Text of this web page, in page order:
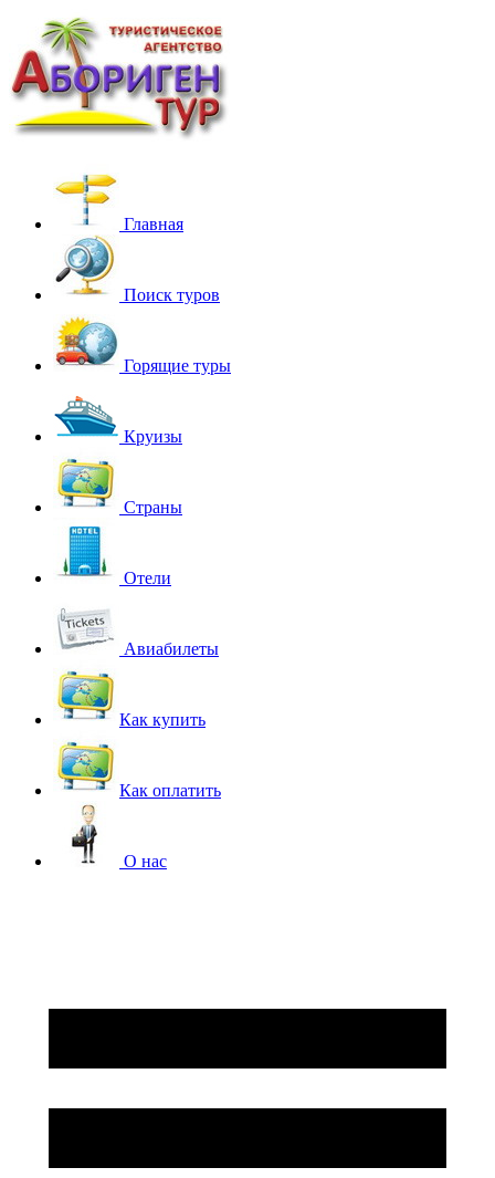
Главная
Поиск туров
Горящие туры
Круизы
Страны
Отели
Авиабилеты
Как купить
Как оплатить
О нас